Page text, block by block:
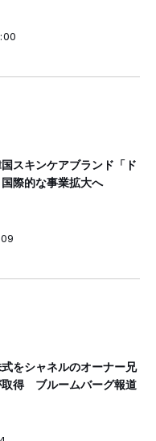
スキンケアブランド「ド
際的な事業拡大へ
式をシャネルのオーナー兄
取得 ブルームバーグ報道